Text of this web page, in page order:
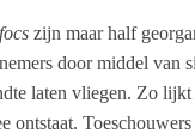
zijn maar half
door middel van
laten vliegen. Zo lijkt
ontstaat.